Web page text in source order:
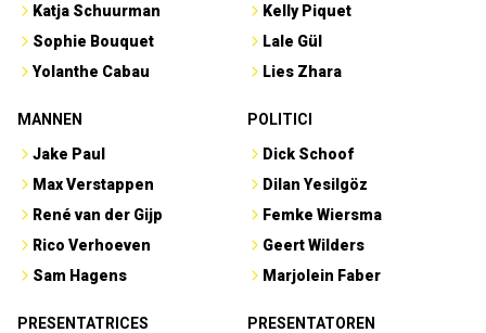
Katja Schuurman
Sophie Bouquet
Yolanthe Cabau
Kelly Piquet
Lale Gül
Lies Zhara
MANNEN
Jake Paul
Max Verstappen
René van der Gijp
Rico Verhoeven
Sam Hagens
POLITICI
Dick Schoof
Dilan Yesilgöz
Femke Wiersma
Geert Wilders
Marjolein Faber
PRESENTATRICES
PRESENTATOREN